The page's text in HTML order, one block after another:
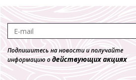
Подпишитесь на новости и получайте
информацию одействующих акциях